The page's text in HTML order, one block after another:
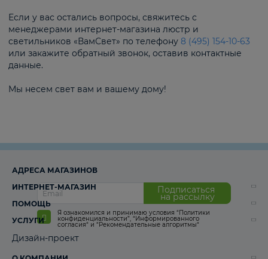
Если у вас остались вопросы, свяжитесь с
менеджерами интернет-магазина люстр и
светильников «ВамСвет» по телефону 8 (495) 154-10-63
или закажите обратный звонок, оставив контактные
данные.
Мы несем свет вам и вашему дому!
Подписаться
на рассылку
Я ознакомился и принимаю условия “Политики
конфиденциальности”, “Информированного
согласия“ и “Рекомендательные алгоритмы“
АДРЕСА МАГАЗИНОВ
ИНТЕРНЕТ-МАГАЗИН
ПОМОЩЬ
УСЛУГИ
Дизайн-проект